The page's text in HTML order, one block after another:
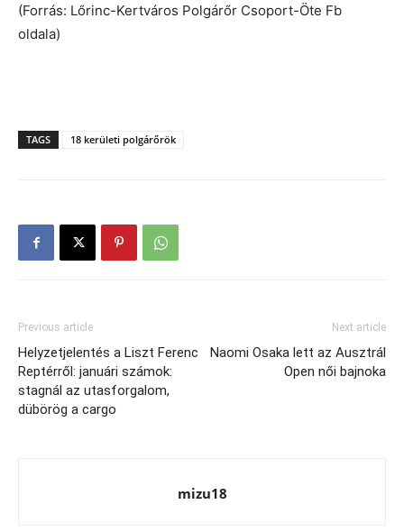
(Forrás: Lőrinc-Kertváros Polgárőr Csoport-Öte Fb
oldala)
TAGS 18 kerületi polgárőrök
Previous article
Helyzetjelentés a Liszt Ferenc
Reptérről: januári számok:
stagnál az utasforgalom,
dübörög a cargo
Next article
Naomi Osaka lett az Ausztrál
Open női bajnoka
mizu18